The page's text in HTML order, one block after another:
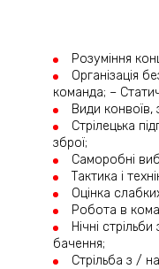
Розуміння
Організація
команда; –
Види конвоїв,
Стрілецька
зброї;
Саморобні
Тактика і
Оцінка
Робота в
Нічні
бачення;
Стрільба з /